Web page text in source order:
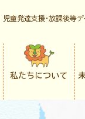
児童発達支援・放課後等
私たちについて